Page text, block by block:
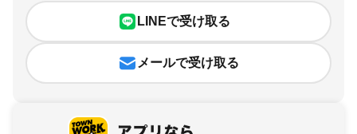
LINEで受け取る
メールで受け取る